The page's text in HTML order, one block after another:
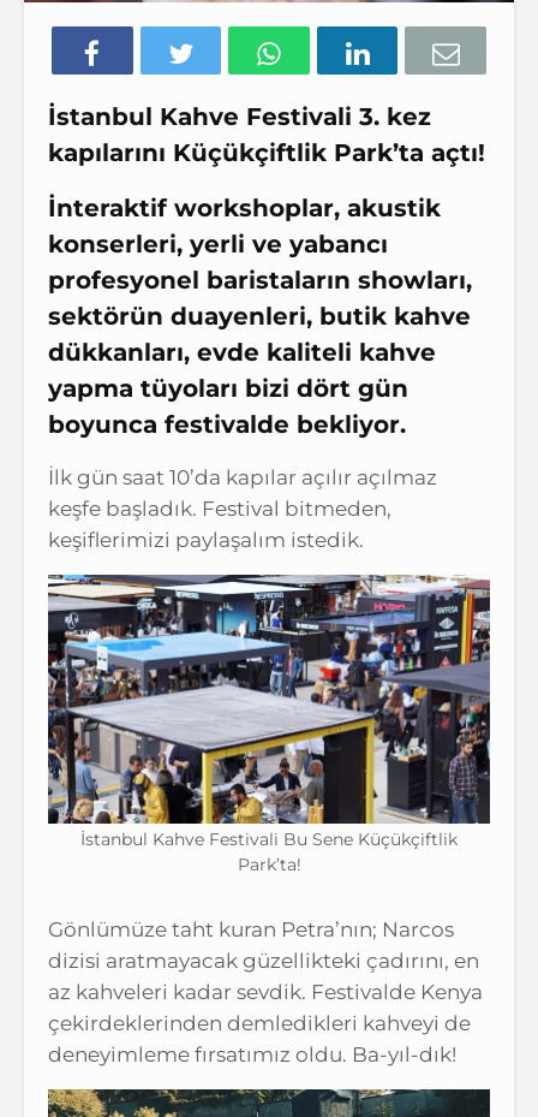
İstanbul Kahve Festivali 3. kez
kapılarını Küçükçiftlik Park’ta açtı!
İnteraktif workshoplar, akustik
konserleri, yerli ve yabancı
profesyonel baristaların showları,
sektörün duayenleri, butik kahve
dükkanları, evde kaliteli kahve
yapma tüyoları bizi dört gün
boyunca festivalde bekliyor.
İlk gün saat 10’da kapılar açılır açılmaz
keşfe başladık. Festival bitmeden,
keşiflerimizi paylaşalım istedik.
İstanbul Kahve Festivali Bu Sene Küçükçiftlik
Park’ta!
Gönlümüze taht kuran Petra’nın; Narcos
dizisi aratmayacak güzellikteki çadırını, en
az kahveleri kadar sevdik. Festivalde Kenya
çekirdeklerinden demledikleri kahveyi de
deneyimleme fırsatımız oldu. Ba-yıl-dık!